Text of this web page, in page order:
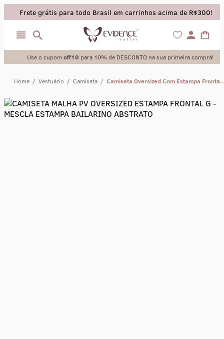
Frete grátis para todo Brasil em carrinhos acima de R$300!
Use o cupom off10 para 10% de DESCONTO na sua primeira compra!
Home / Vestuário / Camiseta / Camiseta Oversized